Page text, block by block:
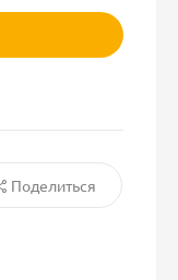
Поделиться